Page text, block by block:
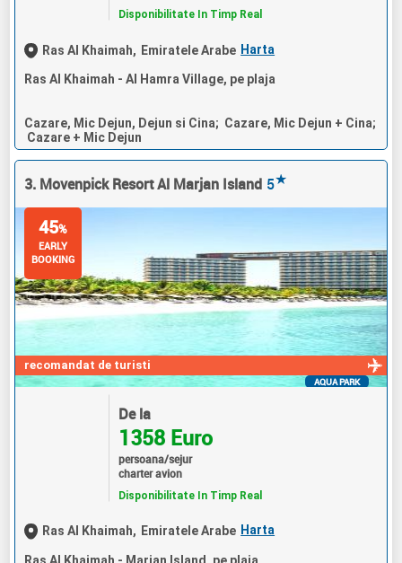
Disponibilitate In Timp Real
Ras Al Khaimah, Emiratele Arabe Harta
Ras Al Khaimah - Al Hamra Village, pe plaja
Cazare, Mic Dejun, Dejun si Cina; Cazare, Mic Dejun + Cina;
Cazare + Mic Dejun
3. Movenpick Resort Al Marjan Island 5★
recomandat de turisti
45%
EARLY
BOOKING
AQUA PARK
De la
1358 Euro
persoana/sejur
charter avion
Disponibilitate In Timp Real
Ras Al Khaimah, Emiratele Arabe Harta
Ras Al Khaimah - Marjan Island, pe plaja